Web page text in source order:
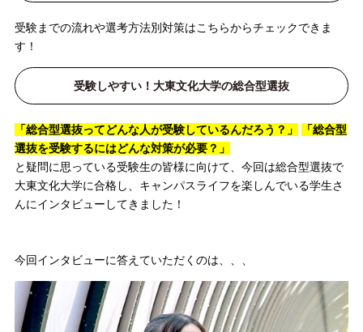
受験までの流れや選考方法別対策はこちらからチェックできま
す！
受験しやすい！大東文化大学の総合型選抜
「総合型選抜ってどんな人が受験しているんだろう？」
「総合型
選抜を受験するにはどんな対策が必要？」
と疑問に思っている受験生の皆様に向けて、今回は総合型選抜で
大東文化大学に合格し、キャンパスライフを楽しんでいる学生さ
んにインタビューしてきました！
今回インタビューに答えていただくのは、、、